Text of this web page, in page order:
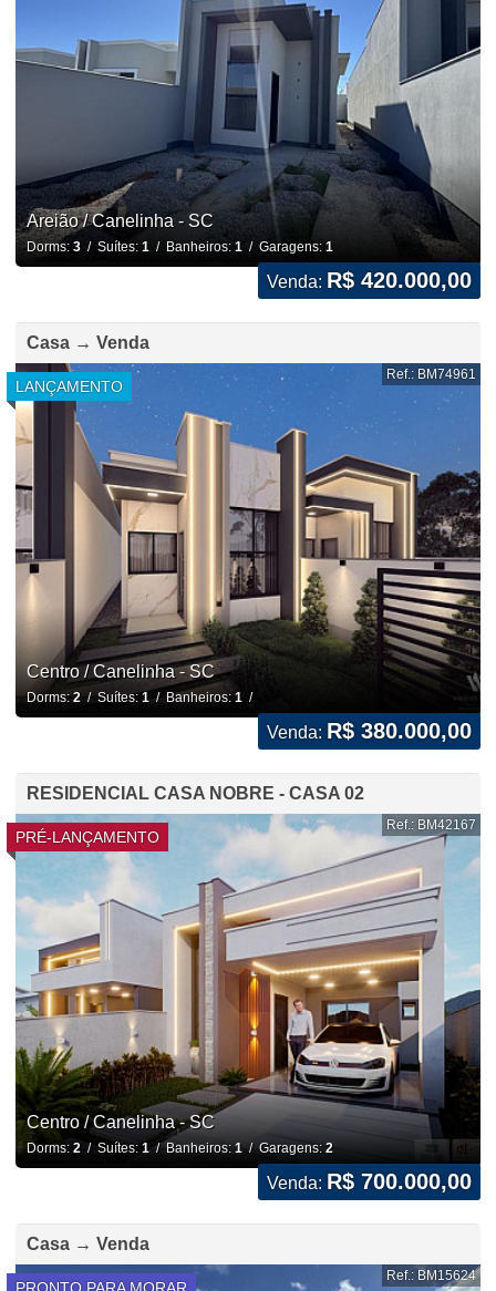
Areião / Canelinha - SC
Dorms: 3/ Suítes: 1/ Banheiros: 1/ Garagens: 1
Venda: R$ 420.000,00
Casa → Venda
LANÇAMENTO
Ref.: BM74961
Centro / Canelinha - SC
Dorms: 2/ Suítes:1/ Banheiros: 1/
Venda: R$ 380.000,00
RESIDENCIAL CASA NOBRE - CASA 02
PRÉ-LANÇAMENTO
Ref.: BM42167
Centro / Canelinha - SC
Dorms: 2/ Suítes: 1/ Banheiros: 1/ Garagens: 2
Venda: R$ 700.000,00
Casa → Venda
PRONTO PARA MORAR
Ref.: BM15624